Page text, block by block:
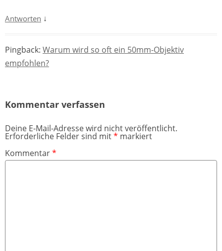
Antworten ↓
Pingback: Warum wird so oft ein 50mm-Objektiv
empfohlen?
Kommentar verfassen
Deine E-Mail-Adresse wird nicht veröffentlicht.
Erforderliche Felder sind mit* markiert
Kommentar*